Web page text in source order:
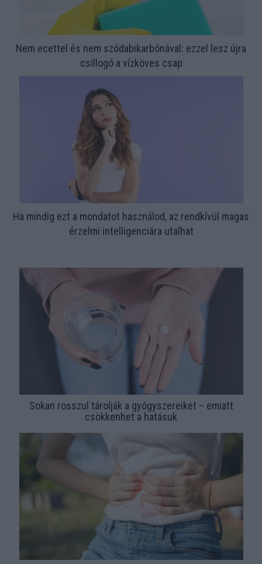
Nem ecettel és nem szódabikarbónával: ezzel lesz újra
csillogó a vízköves csap
Ha mindig ezt a mondatot használod, az rendkívül magas
érzelmi intelligenciára utalhat
Sokan rosszul tárolják a gyógyszereiket – emiatt
csökkenhet a hatásuk